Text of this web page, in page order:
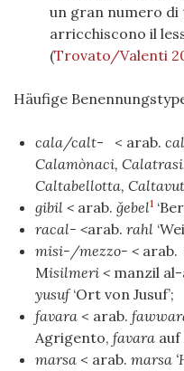
un gran numero di
arricchiscono il
(Trovato/Valenti
Häufige
cala/calt- < arab.
Calamònaci,
Caltabellotta,
gibil < arab. ǧebel1
racal- <arab. rahl
misi-/mezzo- < arab.
Misilmeri < manzil
yusuf‘Ort von Jusuf’;
favara < arab.
Agrigento, favara
marsa < arab. marsa